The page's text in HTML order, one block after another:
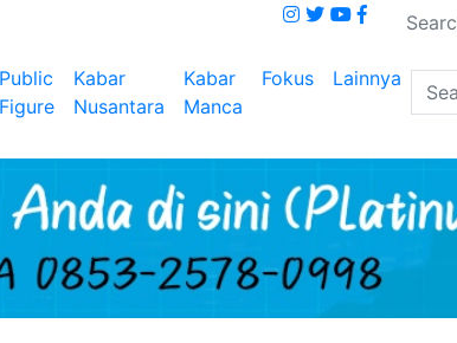
Public
Figure
Kabar
Nusantara
Kabar
Manca
Fokus Lainnya